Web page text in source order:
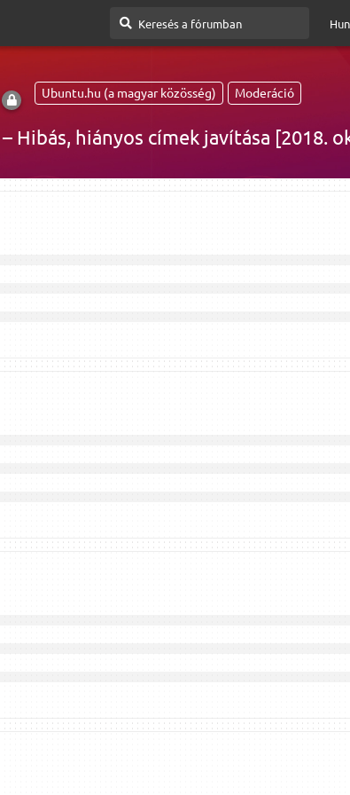
Ubuntu.hu (a magyar közösség) Moderáció
Hibás, hiányos címek javítása [2018.